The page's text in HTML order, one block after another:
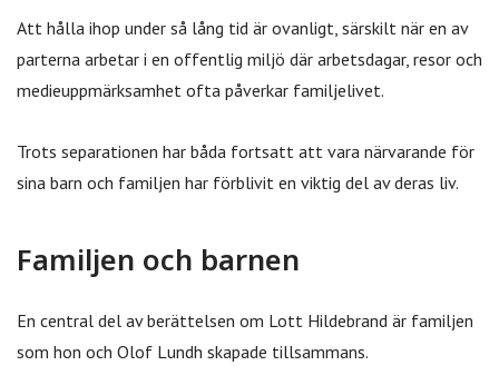
Att hålla ihop under så lång tid är ovanligt, särskilt när en av
parterna arbetar i en offentlig miljö där arbetsdagar, resor och
medieuppmärksamhet ofta påverkar familjelivet.
Trots separationen har båda fortsatt att vara närvarande för
sina barn och familjen har förblivit en viktig del av deras liv.
Familjen och barnen
En central del av berättelsen om Lott Hildebrand är familjen
som hon och Olof Lundh skapade tillsammans.